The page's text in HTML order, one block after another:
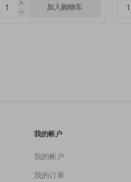
i
h
我的帐户
我的帐户
我的订单